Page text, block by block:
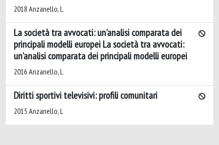
2018 Anzanello, L
La società tra avvocati: un’analisi comparata dei
principali modelli europei La società tra avvocati:
un’analisi comparata dei principali modelli europei
2016 Anzanello, L
Diritti sportivi televisivi: profili comunitari
2015 Anzanello, L